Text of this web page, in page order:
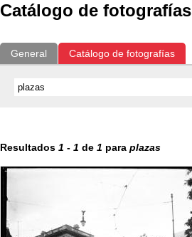
Catálogo de fotografías
General Catálogo de fotografías
Resultados 1 - 1 de 1 para plazas